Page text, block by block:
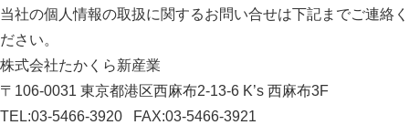
当社の個人情報の取扱に関するお問い合せは下記までご連絡く
ださい。
株式会社たかくら新産業
〒106-0031 東京都港区西麻布2-13-6 K’s 西麻布3F
TEL:03-5466-3920 FAX:03-5466-3921